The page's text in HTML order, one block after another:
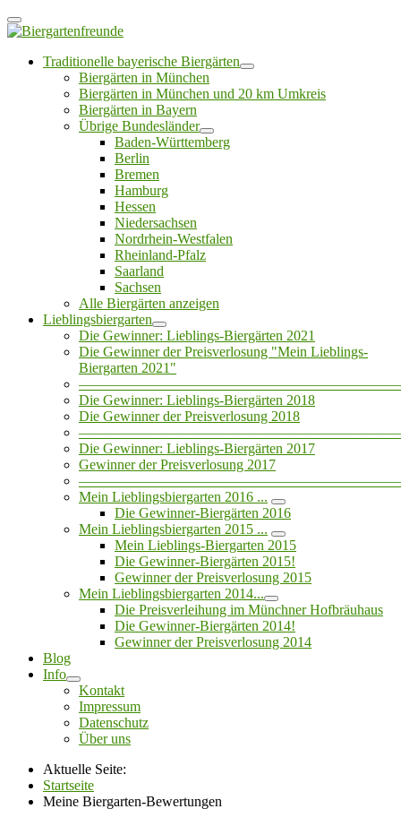
Traditionelle bayerische Biergärten
Biergärten in München
Biergärten in München und 20 km Umkreis
Biergärten in Bayern
Übrige Bundesländer
Baden-Württemberg
Berlin
Bremen
Hamburg
Hessen
Niedersachsen
Nordrhein-Westfalen
Rheinland-Pfalz
Saarland
Sachsen
Alle Biergärten anzeigen
Lieblingsbiergarten
Die Gewinner: Lieblings-Biergärten 2021
Die Gewinner der Preisverlosung "Mein Lieblings-
Biergarten 2021"
Die Gewinner: Lieblings-Biergärten 2018
Die Gewinner der Preisverlosung 2018
Die Gewinner: Lieblings-Biergärten 2017
Gewinner der Preisverlosung 2017
Mein Lieblingsbiergarten 2016 ...
Die Gewinner-Biergärten 2016
Mein Lieblingsbiergarten 2015 ...
Mein Lieblings-Biergarten 2015
Die Gewinner-Biergärten 2015!
Gewinner der Preisverlosung 2015
Mein Lieblingsbiergarten 2014...
Die Preisverleihung im Münchner Hofbräuhaus
Die Gewinner-Biergärten 2014!
Gewinner der Preisverlosung 2014
Blog
Info
Kontakt
Impressum
Datenschutz
Über uns
Aktuelle Seite:
Startseite
Meine Biergarten-Bewertungen